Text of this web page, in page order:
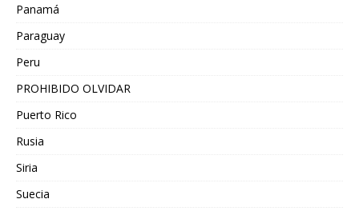
Panamá
Paraguay
Peru
PROHIBIDO OLVIDAR
Puerto Rico
Rusia
Siria
Suecia